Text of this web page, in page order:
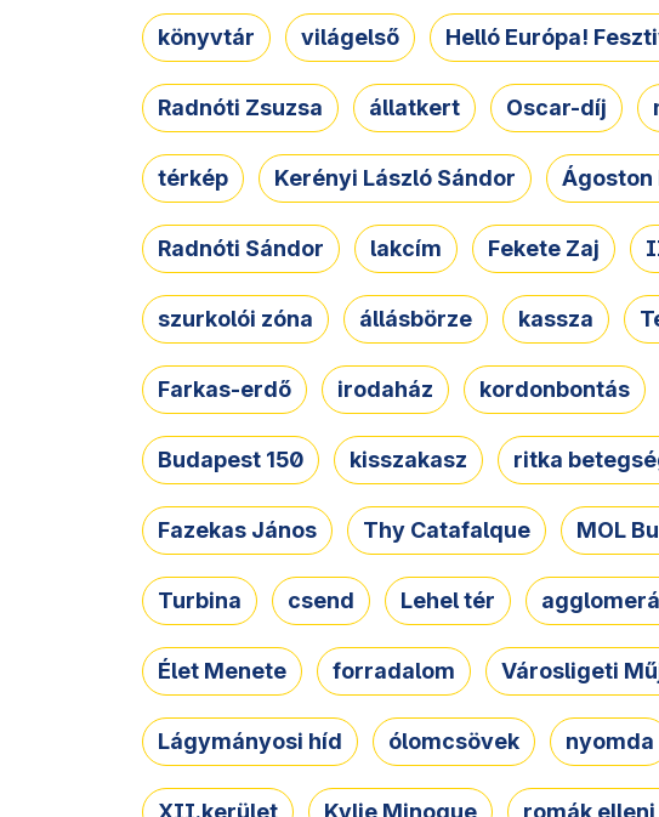
könyvtár világelső Helló Európa!
Radnóti Zsuzsa állatkert Oscar-díj
térkép Kerényi László Sándor Ágoston
Radnóti Sándor lakcím Fekete Zaj
szurkolói zóna állásbörze kassza
Farkas-erdő irodaház kordonbontás
Budapest 150 kisszakasz ritka
Fazekas János Thy Catafalque MOL
Turbina csend Lehel tér
Élet Menete forradalom Városligeti
Lágymányosi híd ólomcsövek nyomda
XII.kerület Kylie Minogue romák